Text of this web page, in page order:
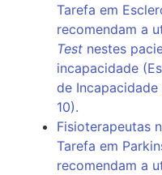
Tarefa em
recomendam a
Test nestes
incapacidade
de Incapacidade
10).
Fisioterapeutas
Tarefa em
recomendam a